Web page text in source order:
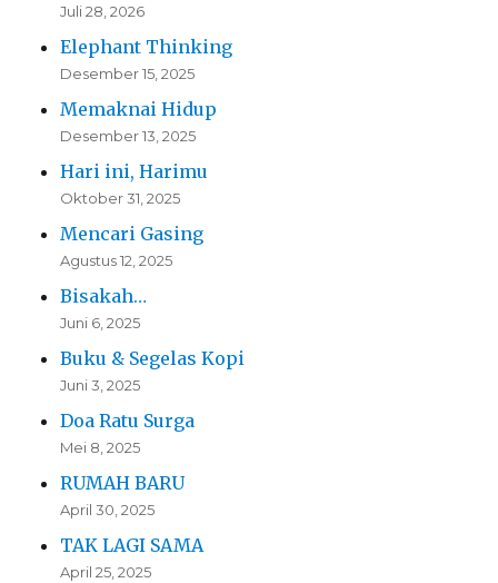
Juli 28, 2026
Elephant Thinking
Desember 15, 2025
Memaknai Hidup
Desember 13, 2025
Hari ini, Harimu
Oktober 31, 2025
Mencari Gasing
Agustus 12, 2025
Bisakah…
Juni 6, 2025
Buku & Segelas Kopi
Juni 3, 2025
Doa Ratu Surga
Mei 8, 2025
RUMAH BARU
April 30, 2025
TAK LAGI SAMA
April 25, 2025